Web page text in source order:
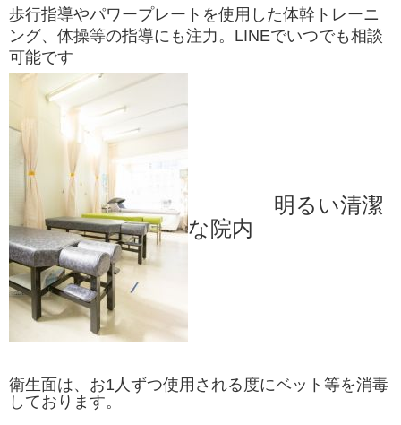
歩行指導やパワープレートを使用した体幹トレーニ
ング、体操等の指導にも注力。LINEでいつでも相談
可能です
明るい清潔
な院内
衛生面は、お1人ずつ使用される度にベット等を消毒
しております。